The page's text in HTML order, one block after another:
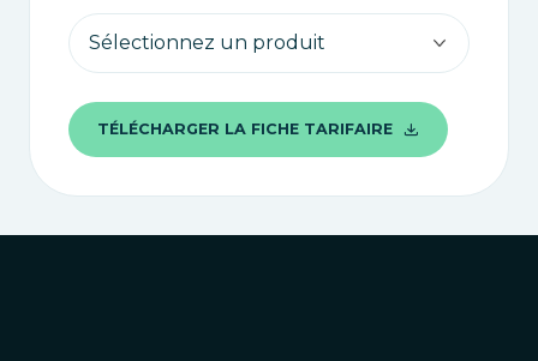
TÉLÉCHARGER LA FICHE TARIFAIRE